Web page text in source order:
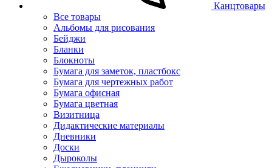
Канцтовары
Все товары
Альбомы для рисования
Бейджи
Бланки
Блокноты
Бумага для заметок, пластбокс
Бумага для чертежных работ
Бумага офисная
Бумага цветная
Визитница
Дидактические материалы
Дневники
Доски
Дыроколы